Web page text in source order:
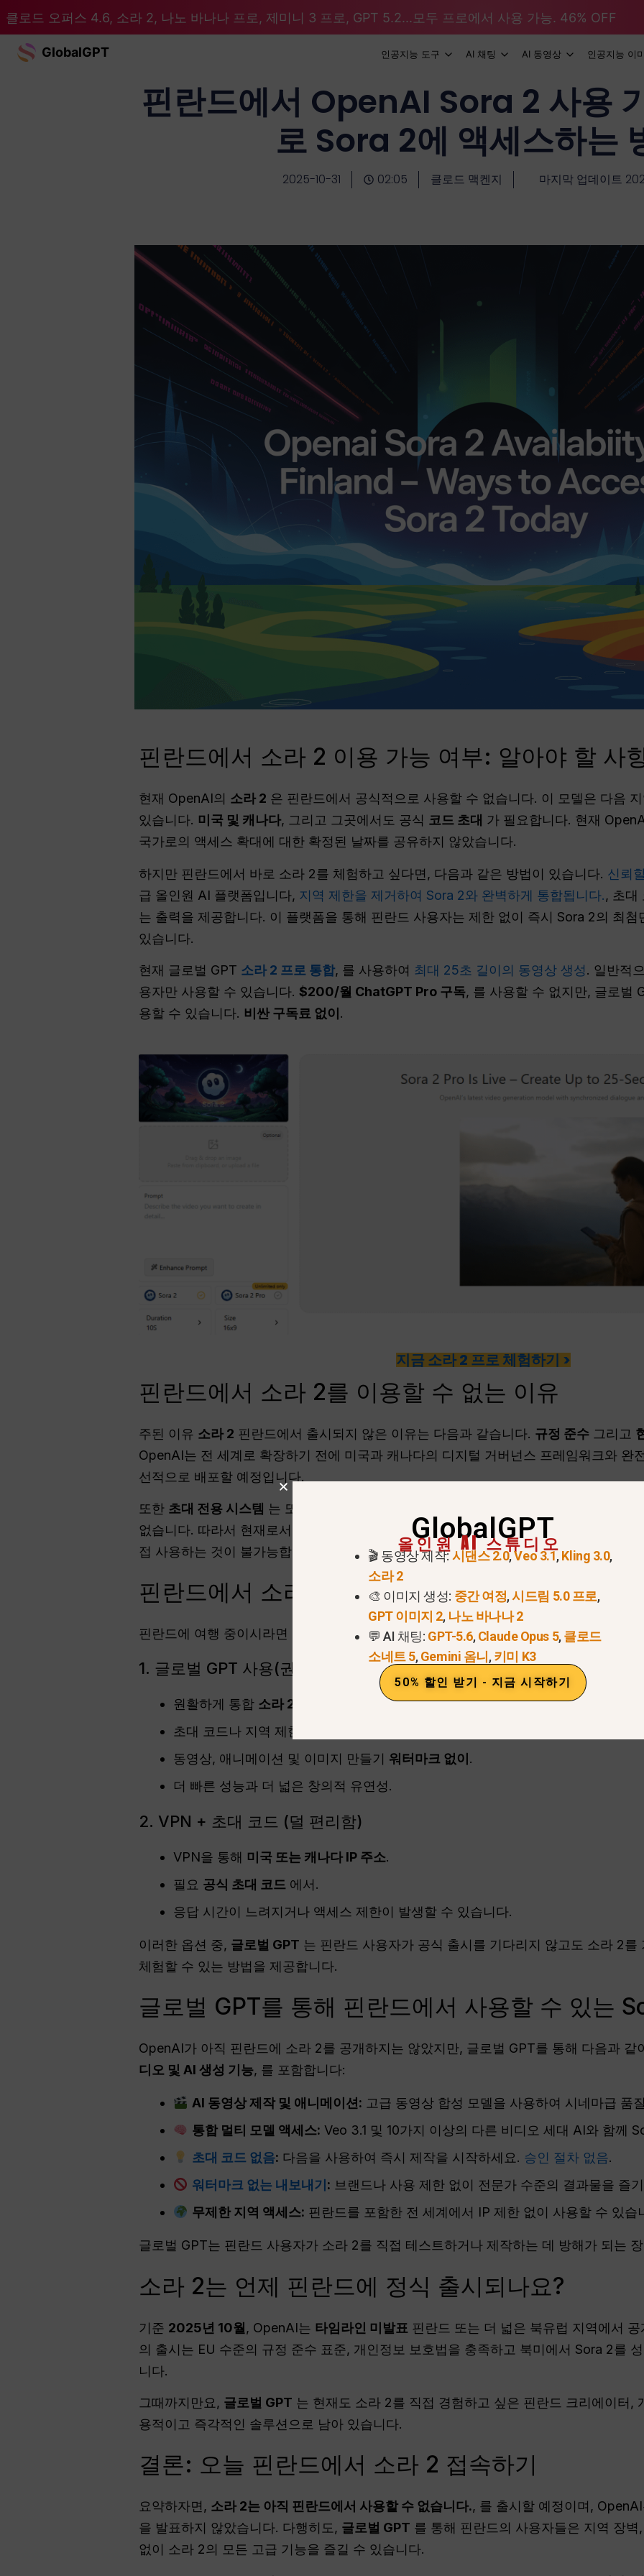
클로드 오퍼스 4.6, 소라 2, 나노 바나나 프로, 제미니 3 프로, GPT 5.2...모두 프로에서 사용 가능. 46% OFF
GlobalGPT 인공지능 도구 AI 채팅 AI 동영상 인공지능 이
핀란드에서 OpenAI Sora 2 사용
로 Sora 2에 액세스하는
2025-10-31 02:05 클로드 맥켄지 마지막 업데이트
핀란드에서 소라 2 이용 가능 여부: 알아야 할 사
현재 OpenAI의 소라 2 은 핀란드에서 공식적으로 사용할 수 없습니다. 이 모델은 다음
있습니다. 미국 및 캐나다, 그리고 그곳에서도 공식 코드 초대 가 필요합니다. 현재
국가로의 액세스 확대에 대한 확정된 날짜를 공유하지 않았습니다.
하지만 핀란드에서 바로 소라 2를 체험하고 싶다면, 다음과 같은 방법이 있습니다. 신뢰
급 올인원 AI 플랫폼입니다, 지역 제한을 제거하여 Sora 2와 완벽하게 통합됩니다., 초대
는 출력을 제공합니다. 이 플랫폼을 통해 핀란드 사용자는 제한 없이 즉시 Sora 2의 최
있습니다.
현재 글로벌 GPT 소라 2 프로 통합, 를 사용하여 최대 25초 길이의 동영상 생성. 일반적
용자만 사용할 수 있습니다. $200/월 ChatGPT Pro 구독, 를 사용할 수 없지만, 글로벌
용할 수 있습니다. 비싼 구독료 없이 .
지금 소라 2 프로 체험하기 >
핀란드에서 소라 2를 이용할 수 없는 이유
주된 이유 소라 2 핀란드에서 출시되지 않은 이유는 다음과 같습니다. 규정 준수 그리고
OpenAI는 전 세계로 확장하기 전에 미국과 캐나다의 디지털 거버넌스 프레임워크와 완
선적으로 배포할 예정입니다.
또한 초대 전용 시스템 는 또 다른 제한을 추가하여 적격 지역의 일부 사용자라도 공식
없습니다. 따라서 현재로서는 다음과 같은 신뢰할 수 있는 통합 플랫폼을 이용하지 않는
접 사용하는 것이 불가능합니다.
글로벌 GPT.
핀란드에서 소라 2에 액세스하는 방법
핀란드에 여행 중이시라면 소라 2의 동영상 제작 도구, 에는 두 가지 주요 접근 방식이 있
1. 글로벌 GPT 사용(권장)
원활하게 통합 소라 2
및 여러 최상위 AI 모델.
초대 코드나 지역 제한이 필요하지 않습니다.
동영상, 애니메이션 및 이미지 만들기 워터마크 없이.
더 빠른 성능과 더 넓은 창의적 유연성.
2. VPN + 초대 코드 (덜 편리함)
VPN을 통해 미국 또는 캐나다 IP 주소.
필요 공식 초대 코드 에서.
응답 시간이 느려지거나 액세스 제한이 발생할 수 있습니다.
이러한 옵션 중, 글로벌 GPT 는 핀란드 사용자가 공식 출시를 기다리지 않고도 소라 2
체험할 수 있는 방법을 제공합니다.
글로벌 GPT를 통해 핀란드에서 사용할 수 있는
OpenAI가 아직 핀란드에 소라 2를 공개하지는 않았지만, 글로벌 GPT를 통해 다음과
디오 및 AI 생성 기능, 를 포함합니다:
AI 동영상 제작 및 애니메이션: 고급 동영상 합성 모델을 사용하여 시네마급 품
통합 멀티 모델 액세스: Veo 3.1 및 10가지 이상의 다른 비디오 세대 AI와 함께
초대 코드 없음: 다음을 사용하여 즉시 제작을 시작하세요. 승인 절차 없음.
워터마크 없는 내보내기 : 브랜드나 사용 제한 없이 전문가 수준의 결과물을 즐
무제한 지역 액세스: 핀란드를 포함한 전 세계에서 IP 제한 없이 사용할 수 있습
글로벌 GPT는 핀란드 사용자가 소라 2를 직접 테스트하거나 제작하는 데 방해가 되는
소라 2는 언제 핀란드에 정식 출시되나요?
기준 2025년 10월, OpenAI는 타임라인 미발표 핀란드 또는 더 넓은 북유럽 지역에서
의 출시는 EU 수준의 규정 준수 표준, 개인정보 보호법을 충족하고 북미에서 Sora 2를
니다.
그때까지만요, 글로벌 GPT 는 현재도 소라 2를 직접 경험하고 싶은 핀란드 크리에이터,
용적이고 즉각적인 솔루션으로 남아 있습니다.
결론: 오늘 핀란드에서 소라 2 접속하기
요약하자면, 소라 2는 아직 핀란드에서 사용할 수 없습니다., 를 출시할 예정이며,
을 발표하지 않았습니다. 다행히도, 글로벌 GPT 를 통해 핀란드의 사용자들은 지역 장
없이 소라 2의 모든 고급 기능을 즐길 수 있습니다.
GlobalGPT
올인원 AI 스튜디오
🎬 동영상 제작:시댄스 2.0,Veo 3.1,Kling 3.0,
소라 2
🎨 이미지 생성: 중간 여정,시드림 5.0 프로,
GPT 이미지 2, 나노 바나나 2
💬 AI 채팅: GPT-5.6,Claude Opus 5,클로드
소네트 5,Gemini 옴니,키미 K3
50% 할인 받기 - 지금 시작하기